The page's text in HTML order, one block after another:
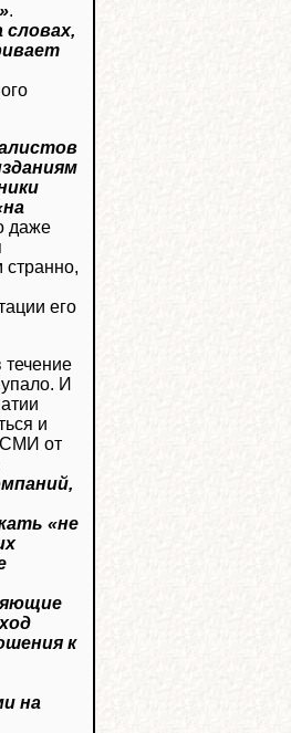
.
словах,
даже
его
течение
И
и
СМИ от
«не
к
на